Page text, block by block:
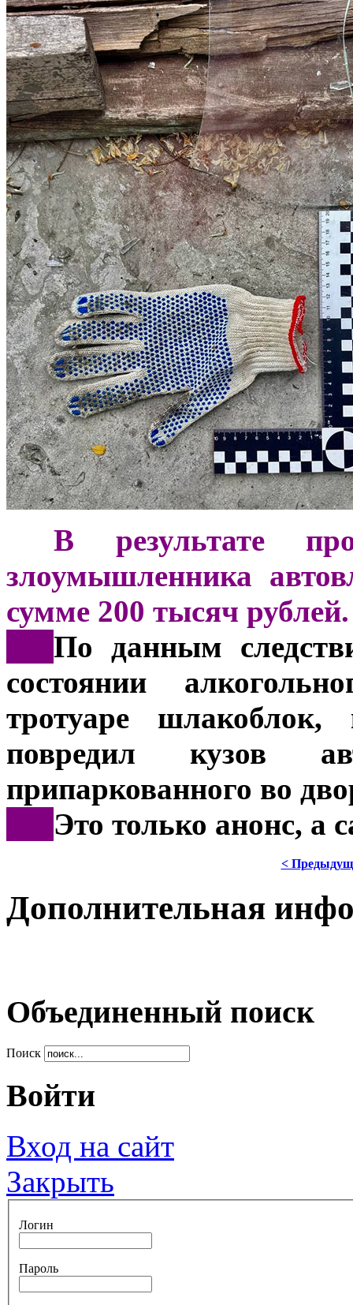
В результате
злоумышленника
сумме 200 тысяч
По данным
состоянии
тротуаре
повредил кузов
припаркованного во
Это только анонс, а
<
Дополнительная
Объединенный поиск
Поиск
Войти
Вход на сайт
Закрыть
Логин
Пароль